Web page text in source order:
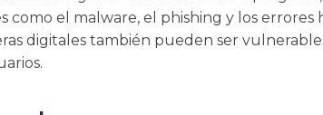
el malware, el phishing y los errores
digitales también pueden ser